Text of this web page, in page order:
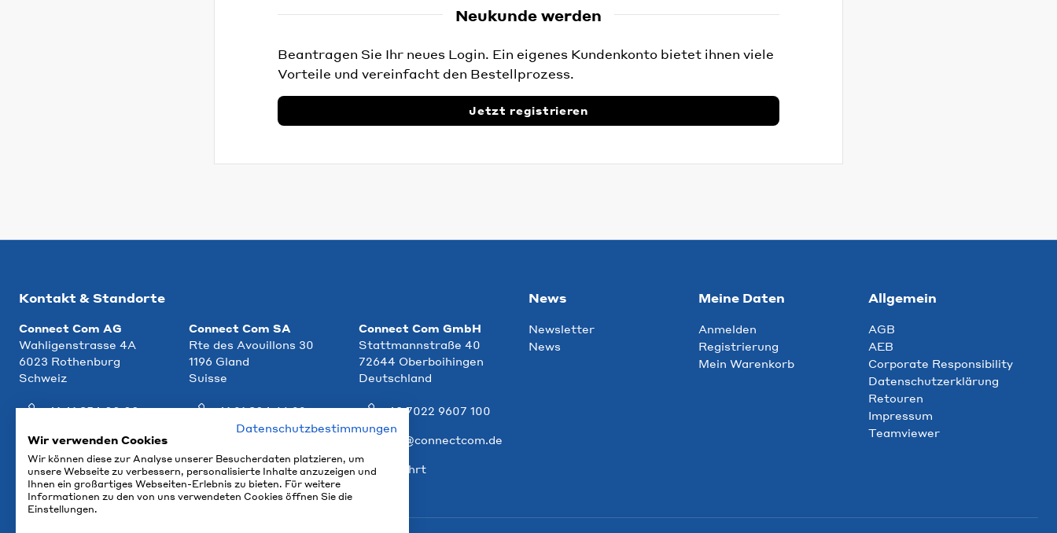
Neukunde werden
Beantragen Sie Ihr neues Login. Ein eigenes Kundenkonto bietet ihnen viele
Vorteile und vereinfacht den Bestellprozess.
Jetzt registrieren
Kontakt & Standorte
Connect Com AG
Wahligenstrasse 4A
6023 Rothenburg
Schweiz
+41 41 854 00 00
info@ccm.ch
Anfahrt
Connect Com SA
Rte des Avouillons 30
1196 Gland
Suisse
+41 21 804 66 22
Anfahrt
Connect Com GmbH
Stattmannstraße 40
72644 Oberboihingen
Deutschland
+49 7022 9607 100
info@connectcom.de
Anfahrt
News
Newsletter
News
Meine Daten
Anmelden
Registrierung
Mein Warenkorb
Allgemein
AGB
AEB
Corporate Responsibility
Datenschutzerklärung
Retouren
Impressum
Teamviewer
Datenschutzbestimmungen
Wir verwenden Cookies
Wir können diese zur Analyse unserer Besucherdaten platzieren, um
unsere Webseite zu verbessern, personalisierte Inhalte anzuzeigen und
Ihnen ein großartiges Webseiten-Erlebnis zu bieten. Für weitere
Informationen zu den von uns verwendeten Cookies öffnen Sie die
Einstellungen.